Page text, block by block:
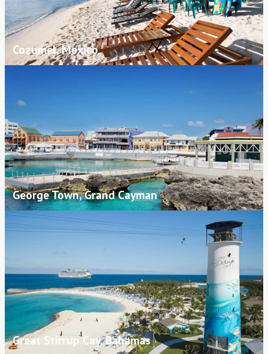
Cozumel, Mexico
George Town, Grand Cayman
Great Stirrup Cay, Bahamas